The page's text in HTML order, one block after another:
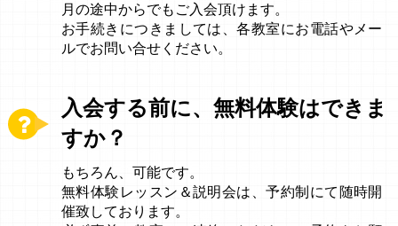
月の途中からでもご入会頂けます。
お手続きにつきましては、各教室にお電話やメー
ルでお問い合せください。
入会する前に、無料体験はできま
すか？
もちろん、可能です。
無料体験レッスン＆説明会は、予約制にて随時開
催致しております。